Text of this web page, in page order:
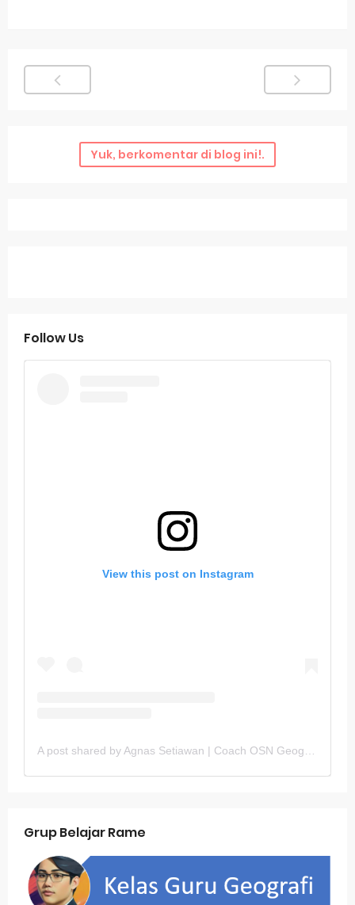
Yuk, berkomentar di blog ini!.
Follow Us
View this post on Instagram
A post shared by Agnas Setiawan | Coach OSN Geografi (@gurugeografi)
Grup Belajar Rame